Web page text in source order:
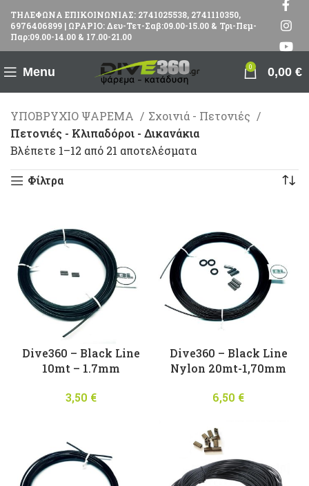
ΤΗΛΕΦΩΝΑ ΕΠΙΚΟΙΝΩΝΙΑΣ: 2741025538, 2741110350,
6976406899 | ΩΡΑΡΙΟ: Δευ-Τετ-Σαβ:09.00-15.00 & Τρι-Πεμ-
Παρ:09.00-14.00 & 17.00-21.00
Menu 0 0,00 €
ΥΠΟΒΡΥΧΙΟ ΨΑΡΕΜΑ
Σχοινιά - Πετονιές
Πετονιές - Κλιπαδόροι - Δικανάκια
Βλέπετε 1–12 από 21 αποτελέσματα
Φίλτρα
Dive360 – Black Line
10mt – 1.7mm
3,50 €
Dive360 – Black Line
Nylon 20mt-1,70mm
6,50 €